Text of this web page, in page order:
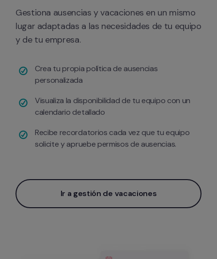
Gestiona ausencias y vacaciones en un mismo
lugar adaptadas a las necesidades de tu equipo
y de tu empresa.
Crea tu propia política de ausencias
personalizada
Visualiza la disponibilidad de tu equipo con un
calendario detallado
Recibe recordatorios cada vez que tu equipo
solicite y apruebe permisos de ausencias.
Ir a gestión de vacaciones